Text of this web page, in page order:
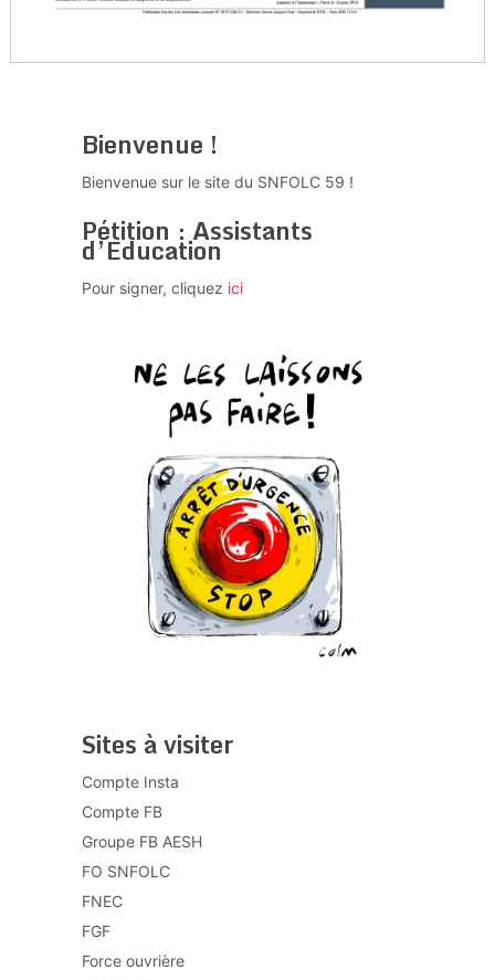
Bienvenue !
Bienvenue sur le site du SNFOLC 59 !
Pétition : Assistants
d’Education
Pour signer, cliquez ici
Sites à visiter
Compte Insta
Compte FB
Groupe FB AESH
FO SNFOLC
FNEC
FGF
Force ouvrière